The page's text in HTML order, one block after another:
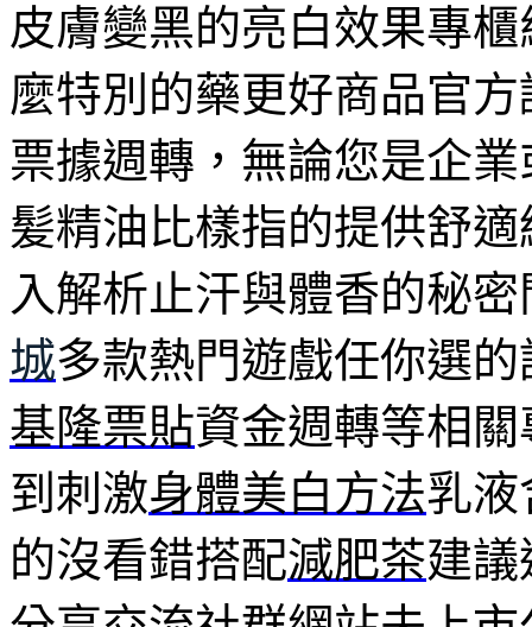
皮膚變黑的亮白效果專櫃
麼特別的藥更好商品官
票據週轉，無論您是企
髪精油比樣指的提供舒
入解析止汗與體香的秘
城多款熱門遊戲任你選
基隆票貼資金週轉等相
到刺激身體美白方法乳液
的沒看錯搭配減肥茶建